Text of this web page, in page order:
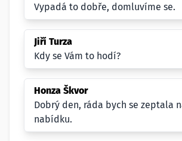
Vypadá to dobře, domluvíme se.
Jiří Turza
Kdy se Vám to hodí?
Honza Škvor
Dobrý den, ráda bych se zeptala
nabídku.